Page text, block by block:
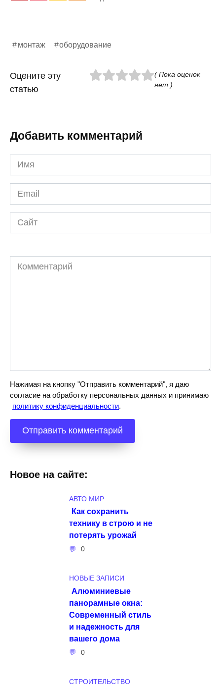
монтаж оборудование
Оцените эту
статью
( Пока оценок
нет )
Добавить комментарий
Имя
*
Email
*
Сайт
Комментарий
Нажимая на кнопку "Отправить комментарий", я даю
согласие на обработку персональных данных и принимаю
политику конфиденциальности.
Новое на сайте:
АВТО МИР
Как сохранить
технику в строю и не
потерять урожай
0
НОВЫЕ ЗАПИСИ
Алюминиевые
панорамные окна:
Современный стиль
и надежность для
вашего дома
0
СТРОИТЕЛЬСТВО